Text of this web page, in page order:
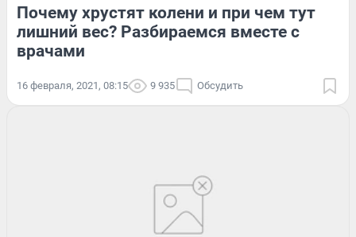
Почему хрустят колени и при чем тут
лишний вес? Разбираемся вместе с
врачами
16 февраля, 2021, 08:15 9 935 Обсудить